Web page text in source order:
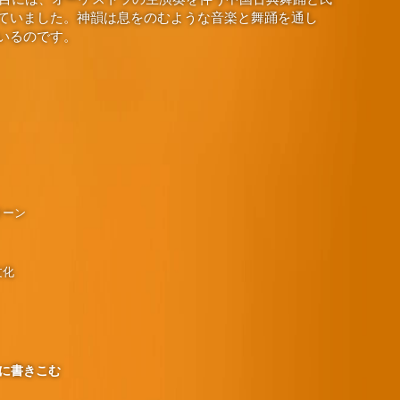
ました。神韻は息をのむような音楽と舞踊を通し
のです。
ン
化
書きこむ